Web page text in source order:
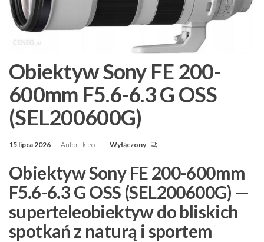
Obiektyw Sony FE 200-
600mm F5.6-6.3 G OSS
(SEL200600G)
15 lipca 2026 Autor kleo Wyłączony
Obiektyw Sony FE 200-600mm
F5.6-6.3 G OSS (SEL200600G) —
superteleobiektyw do bliskich
spotkań z naturą i sportem